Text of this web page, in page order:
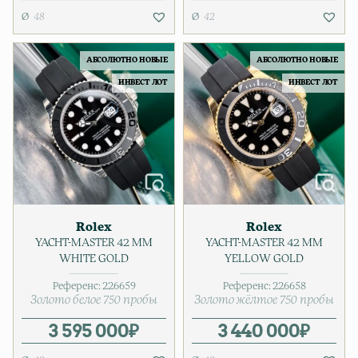
48 42
АБСОЛЮТНО НОВЫЕ
ИНВЕСТ ЛОТ
Rolex
YACHT-MASTER 42 MM
WHITE GOLD
Референс: 226659
Золото белое 750 пробы
3 595 000₽
АБСОЛЮТНО НОВЫЕ
ИНВЕСТ ЛОТ
Rolex
YACHT-MASTER 42 MM
YELLOW GOLD
Референс: 226658
Золото жёлтое 750 пробы
3 440 000₽